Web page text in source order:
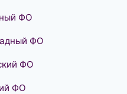
ФО
ФО
ФО
ФО